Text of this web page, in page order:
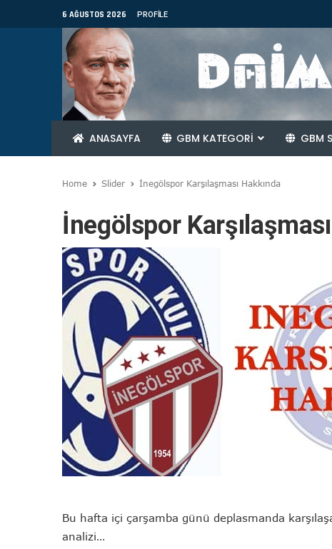
6 AĞUSTOS 2026 PROFILE
ANASAYFA GBM KATEGORİ GBM
Home Slider İnegölspor Karşılaşması Hakkında
İnegölspor
Bu hafta içi çarşamba günü deplasmanda
analizi…